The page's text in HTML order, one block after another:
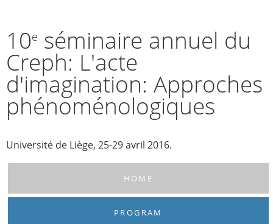
10e séminaire annuel du
Creph: L'acte
d'imagination: Approches
phénoménologiques
Université de Liège, 25-29 avril 2016.
HOME
PROGRAM